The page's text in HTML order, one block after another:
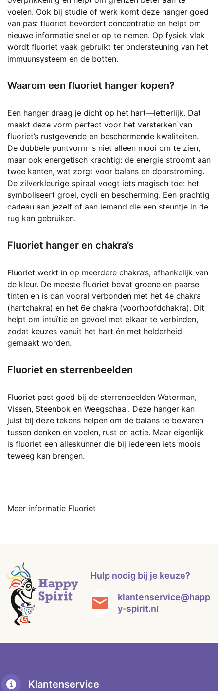
voelen. Ook bij studie of werk komt deze hanger goed
van pas: fluoriet bevordert concentratie en helpt om
nieuwe informatie sneller op te nemen. Op fysiek vlak
wordt fluoriet vaak gebruikt ter ondersteuning van het
immuunsysteem en de botten.
Waarom een fluoriet hanger kopen?
Een hanger draag je dicht op het hart—letterlijk. Dat
maakt deze vorm perfect voor het versterken van
fluoriet’s rustgevende en beschermende kwaliteiten.
De dubbele puntvorm is niet alleen mooi om te zien,
maar ook energetisch krachtig: de energie stroomt aan
twee kanten, wat zorgt voor balans en doorstroming.
De zilverkleurige spiraal voegt iets magisch toe: het
symboliseert groei, cycli en bescherming. Een prachtig
cadeau aan jezelf of aan iemand die een steuntje in de
rug kan gebruiken.
Fluoriet hanger en chakra’s
Fluoriet werkt in op meerdere chakra’s, afhankelijk van
de kleur. De meeste fluoriet bevat groene en paarse
tinten en is dan vooral verbonden met het 4e chakra
(hartchakra) en het 6e chakra (voorhoofdchakra). Dit
helpt om intuïtie en gevoel met elkaar te verbinden,
zodat keuzes vanuit het hart én met helderheid
gemaakt worden.
Fluoriet en sterrenbeelden
Fluoriet past goed bij de sterrenbeelden Waterman,
Vissen, Steenbok en Weegschaal. Deze hanger kan
juist bij deze tekens helpen om de balans te bewaren
tussen denken en voelen, rust en actie. Maar eigenlijk
is fluoriet een alleskunner die bij iedereen iets moois
teweeg kan brengen.
Meer informatie Fluoriet
Hulp nodig bij je keuze?
klantenservice@happ
y-spirit.nl
Klantenservice